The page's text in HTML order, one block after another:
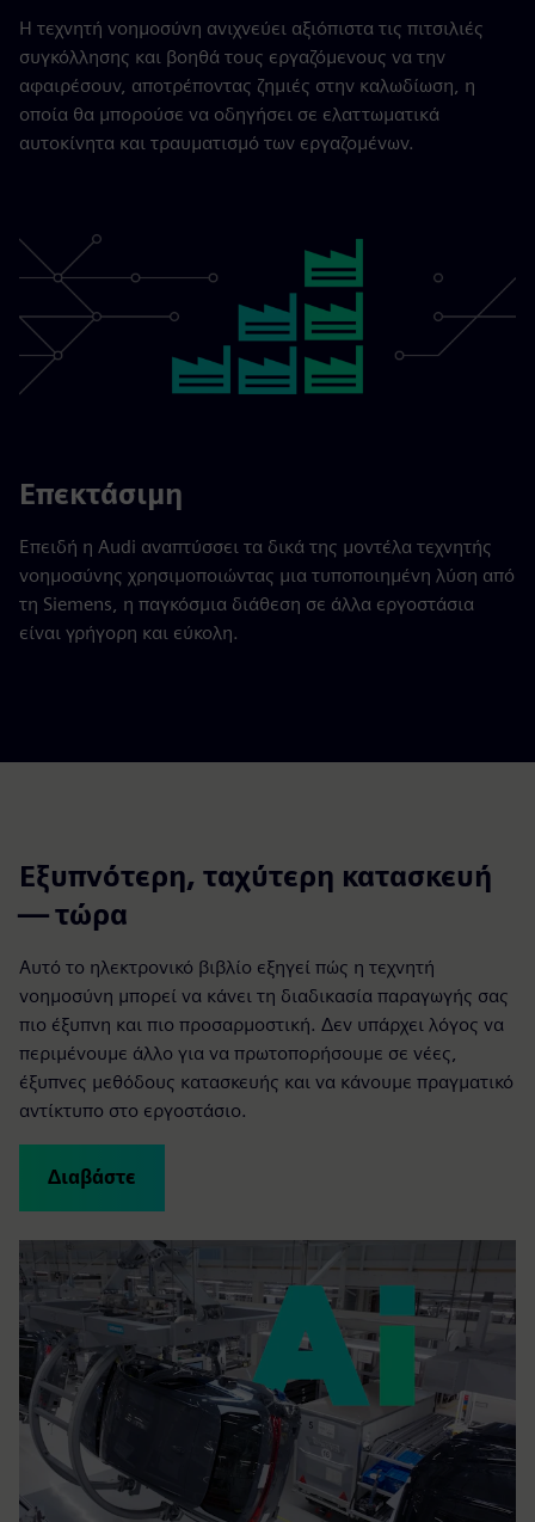
Η τεχνητή νοημοσύνη ανιχνεύει αξιόπιστα τις πιτσιλιές
συγκόλλησης και βοηθά τους εργαζόμενους να την
αφαιρέσουν, αποτρέποντας ζημιές στην καλωδίωση, η
οποία θα μπορούσε να οδηγήσει σε ελαττωματικά
αυτοκίνητα και τραυματισμό των εργαζομένων.
Επεκτάσιμη
Επειδή η Audi αναπτύσσει τα δικά της μοντέλα τεχνητής
νοημοσύνης χρησιμοποιώντας μια τυποποιημένη λύση από
τη Siemens, η παγκόσμια διάθεση σε άλλα εργοστάσια
είναι γρήγορη και εύκολη.
Εξυπνότερη, ταχύτερη κατασκευή
— τώρα
Αυτό το ηλεκτρονικό βιβλίο εξηγεί πώς η τεχνητή
νοημοσύνη μπορεί να κάνει τη διαδικασία παραγωγής σας
πιο έξυπνη και πιο προσαρμοστική. Δεν υπάρχει λόγος να
περιμένουμε άλλο για να πρωτοπορήσουμε σε νέες,
έξυπνες μεθόδους κατασκευής και να κάνουμε πραγματικό
αντίκτυπο στο εργοστάσιο.
Διαβάστε